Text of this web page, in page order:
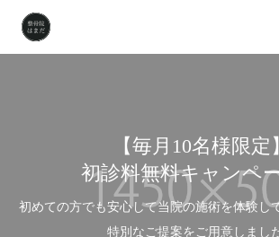
【毎月10名様限定】
初診料無料キャンペ
初めての方でも安心して当院の施術を体験し
特別なご提案をご用意しまし